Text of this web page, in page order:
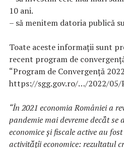
10 ani.
– să menitem datoria publică
Toate aceste informații sunt
recent program de
“Program de Convergență
https://sgg.gov.ro/…/2022/05/
“În 2021 economia României a
pandemie mai devreme decă̂t
economice și fiscale active au
activită̆țîi economice: rezultatul